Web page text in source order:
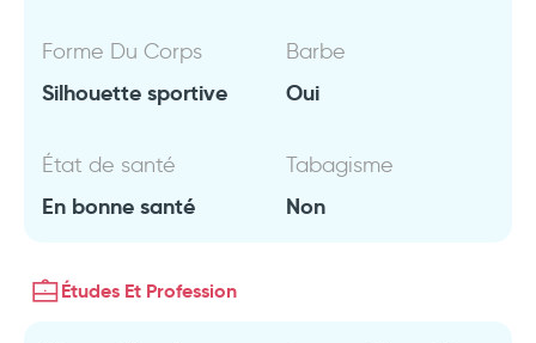
Forme Du Corps
Silhouette sportive
Barbe
Oui
État de santé
En bonne santé
Tabagisme
Non
Études Et Profession